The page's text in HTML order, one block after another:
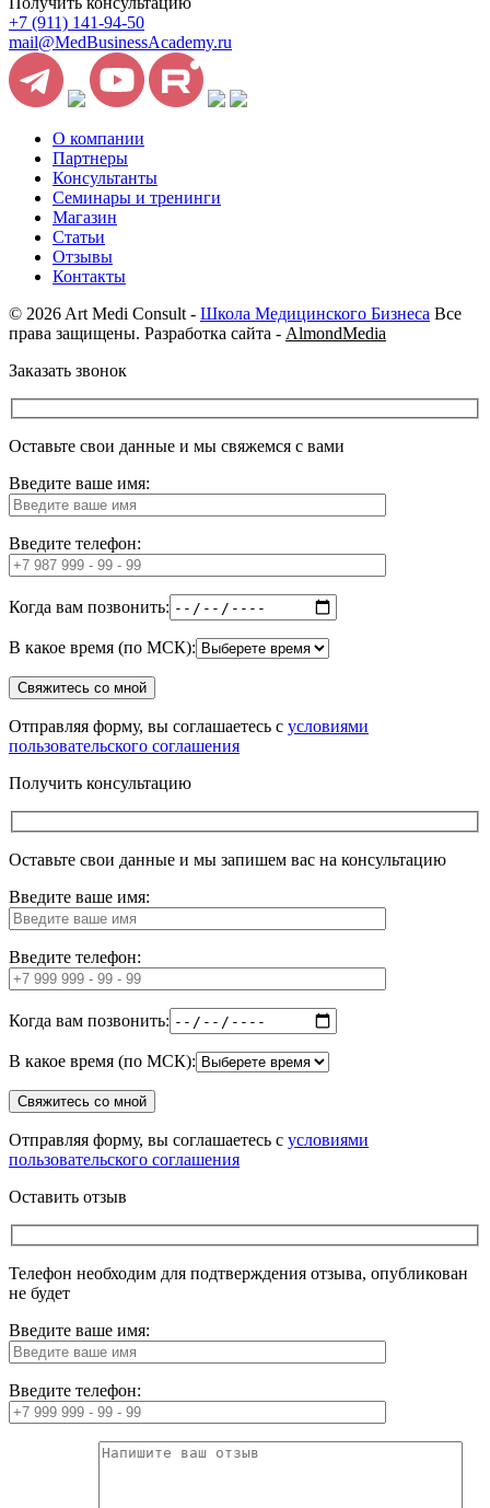
+7 (911) 141-94-50
mail@MedBusinessAcademy.ru
О компании
Партнеры
Консультанты
Семинары и тренинги
Магазин
Статьи
Отзывы
Контакты
© 2026 Art Medi Consult - Школа Медицинского Бизнеса Все
права защищены. Разработка сайта - AlmondMedia
Заказать звонок
Оставьте свои данные и мы свяжемся с вами
Введите ваше имя:
Введите телефон:
Когда вам позвонить:
В какое время (по МСК):
Отправляя форму, вы соглашаетесь с условиями
пользовательского соглашения
Получить консультацию
Оставьте свои данные и мы запишем вас на консультацию
Введите ваше имя:
Введите телефон:
Когда вам позвонить:
В какое время (по МСК):
Отправляя форму, вы соглашаетесь с условиями
пользовательского соглашения
Оставить отзыв
Телефон необходим для подтверждения отзыва, опубликован
не будет
Введите ваше имя:
Введите телефон: